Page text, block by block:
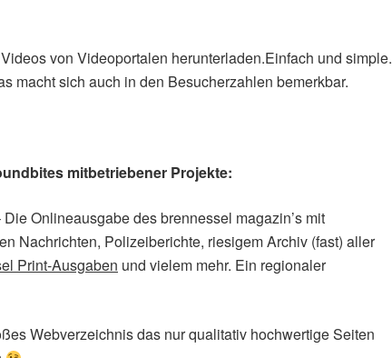
von Videoportalen herunterladen.Einfach und simple.
macht sich auch in den Besucherzahlen bemerkbar.
mitbetriebener Projekte:
Die Onlineausgabe des brennessel magazin’s mit
Nachrichten, Polizeiberichte, riesigem Archiv (fast) aller
Print-Ausgaben und vielem mehr. Ein regionaler
Webverzeichnis das nur qualitativ hochwertige Seiten